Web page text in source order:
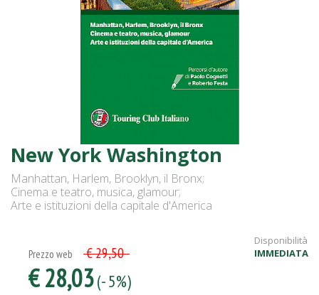
New York Washington
Manhattan, Harlem, Brooklyn, il Bronx;
Cinema e teatro, musica, glamour;
Arte e istituzioni della capitale d'America
Disponibilità
IMMEDIATA
Prezzo web € 29,50
€ 28,03(- 5%)